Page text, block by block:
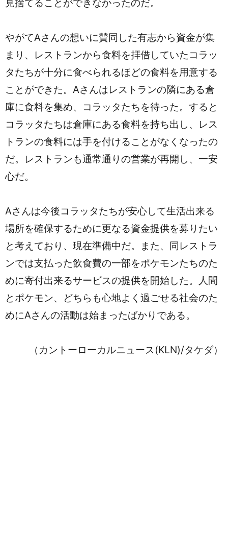
見捨てることができなかったのだ。
やがてAさんの想いに賛同した有志から資金が集
まり、レストランから食料を拝借していたコラッ
タたちが十分に食べられるほどの食料を用意する
ことができた。Aさんはレストランの隣にある倉
庫に食料を集め、コラッタたちを待った。すると
コラッタたちは倉庫にある食料を持ち出し、レス
トランの食料には手を付けることがなくなったの
だ。レストランも通常通りの営業が再開し、一安
心だ。
Aさんは今後コラッタたちが安心して生活出来る
場所を確保するために更なる資金提供を募りたい
と考えており、現在準備中だ。また、同レストラ
ンでは支払った飲食費の一部をポケモンたちのた
めに寄付出来るサービスの提供を開始した。人間
とポケモン、どちらも心地よく過ごせる社会のた
めにAさんの活動は始まったばかりである。
（カントーローカルニュース(KLN)/タケダ）